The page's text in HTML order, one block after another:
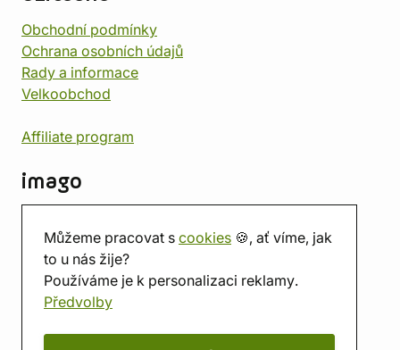
Můžeme pracovat s cookies 🍪, ať víme, jak
to u nás žije?
Používáme je k personalizaci reklamy.
Předvolby
Obchodní podmínky
Ochrana osobních údajů
Rady a informace
Velkoobchod
Affiliate program
imago
Prodejna
Herna
O nás
Hodnocení obchodu